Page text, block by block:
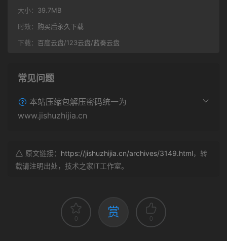
大小： 39.7MB
时效： 购买后永久下载
下载： 百度云盘/123云盘/蓝奏云盘
常见问题
本站压缩包解压密码统一为
www.jishuzhijia.cn
原文链接： https://jishuzhijia.cn/archives/3149.html，转
载请注明出处，技术之家IT工作室。
0 赏 0